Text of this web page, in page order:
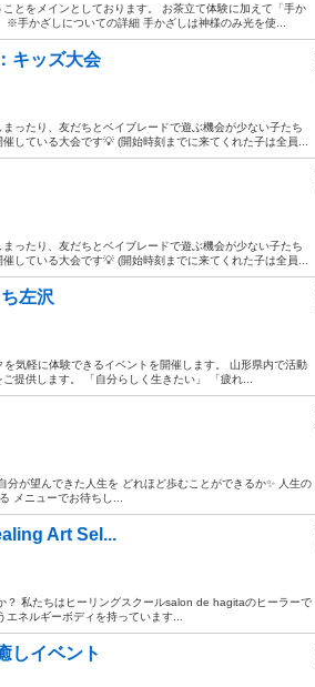
とをメインとしております。 お茶立て体験に加えて「手か
手かざしについての詳細 手かざしは神様のみ光を使...
キッズ大会
ったり、友だちとベイブレードで遊ぶ機会が少ない子たち
している大会です💡 (開始時刻までに来てくれた子は全員...
ったり、友だちとベイブレードで遊ぶ機会が少ない子たち
している大会です💡 (開始時刻までに来てくれた子は全員...
左沢
気軽に体験できるイベントを開催します。 山形県内で活動
提供します。 「自分らしく生きたい」 「疲れ...
が望んできた人生を どれほど歩むことができるか✨ 人生の
メニューでお待ちし...
Art Sel...
？ 私たちはヒーリングスクールsalon de hagitaのヒーラーで
ネルギーボディを持っています...
しイベント